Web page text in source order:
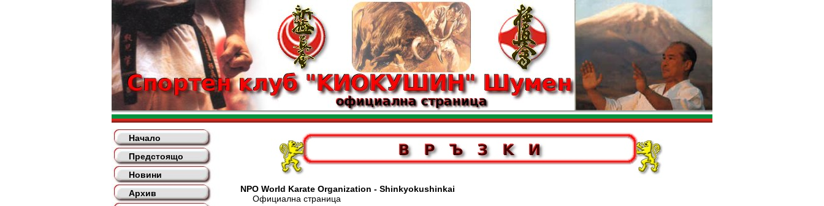
Начало
Предстоящо
Новини
Архив
NPO World Karate Organization - Shinkyokushinkai
Официална страница